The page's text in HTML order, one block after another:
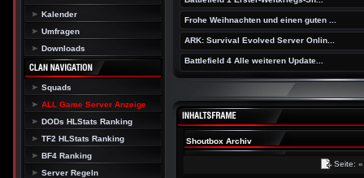
Kalender
Umfragen
Downloads
Squads
ALL Game Server Anzeige
DODs HLStats Ranking
TF2 HLStats Ranking
BF4 Ranking
Server Regeln
Frohe Weihnachten und einen guten ...
ARK: Survival Evolved Server Onlin...
Battlefield 4 Alle weiteren Update...
Shoutbox Archiv
Seite:«